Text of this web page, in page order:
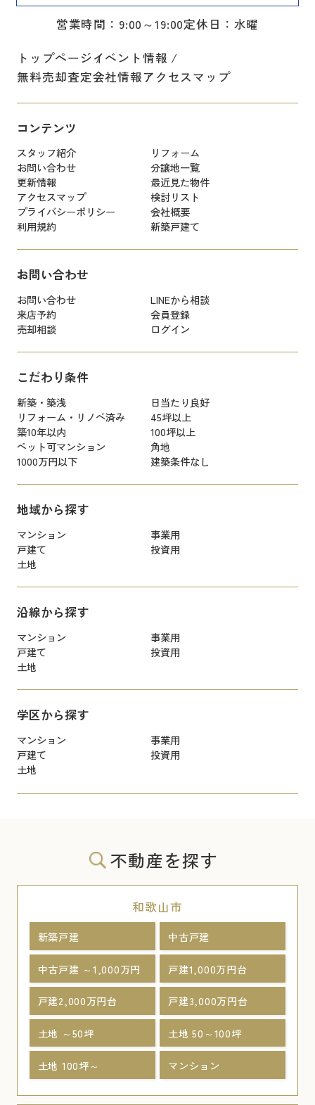
営業時間：9:00～19:00定休日：水曜
トップページイベント情報
無料売却査定会社情報アクセスマップ
コンテンツ
スタッフ紹介
リフォーム
お問い合わせ
分譲地一覧
更新情報
最近見た物件
アクセスマップ
検討リスト
プライバシーポリシー
会社概要
利用規約
新築戸建て
お問い合わせ
お問い合わせ
LINEから相談
来店予約
会員登録
売却相談
ログイン
こだわり条件
新築・築浅
日当たり良好
リフォーム・リノベ済み
45坪以上
築10年以内
100坪以上
ペット可マンション
角地
1000万円以下
建築条件なし
地域から探す
マンション
事業用
戸建て
投資用
土地
沿線から探す
マンション
事業用
戸建て
投資用
土地
学区から探す
マンション
事業用
戸建て
投資用
土地
不動産を探す
和歌山市
新築戸建 中古戸建
中古戸建 ～1,000万円 戸建1,000万円台
戸建2,000万円台 戸建3,000万円台
土地 ～50坪 土地 50～100坪
土地 100坪～ マンション